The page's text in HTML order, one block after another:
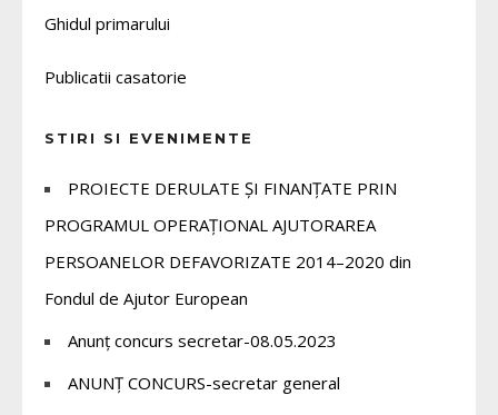
Ghidul primarului
Publicatii casatorie
STIRI SI EVENIMENTE
PROIECTE DERULATE ȘI FINANȚATE PRIN
PROGRAMUL OPERAȚIONAL AJUTORAREA
PERSOANELOR DEFAVORIZATE 2014–2020 din
Fondul de Ajutor European
Anunț concurs secretar-08.05.2023
ANUNȚ CONCURS-secretar general